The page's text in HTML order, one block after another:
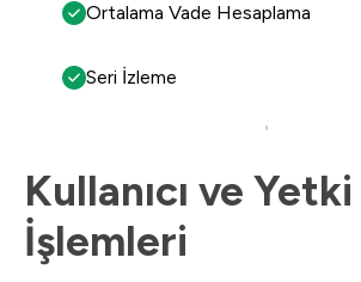
Ortalama Vade Hesaplama
Seri İzleme
Kullanıcı ve Yetki
İşlemleri